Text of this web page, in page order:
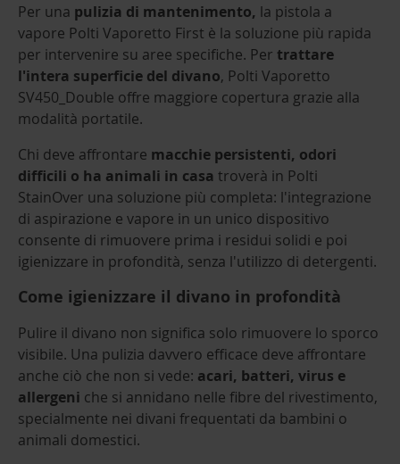
Per una pulizia di mantenimento, la pistola a
vapore Polti Vaporetto First è la soluzione più rapida
per intervenire su aree specifiche. Per trattare
l'intera superficie del divano, Polti Vaporetto
SV450_Double offre maggiore copertura grazie alla
modalità portatile.
Chi deve affrontare macchie persistenti, odori
difficili o ha animali in casa troverà in Polti
StainOver una soluzione più completa: l'integrazione
di aspirazione e vapore in un unico dispositivo
consente di rimuovere prima i residui solidi e poi
igienizzare in profondità, senza l'utilizzo di detergenti.
Come igienizzare il divano in profondità
Pulire il divano non significa solo rimuovere lo sporco
visibile. Una pulizia davvero efficace deve affrontare
anche ciò che non si vede: acari, batteri, virus e
allergeni che si annidano nelle fibre del rivestimento,
specialmente nei divani frequentati da bambini o
animali domestici.